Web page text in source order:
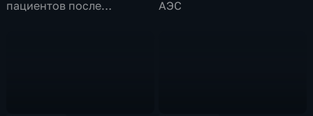
пациентов после
АЭС